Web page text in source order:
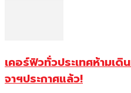
เคอร์ฟิวทั่วประเทศห้ามเ
จาฯประกาศแล้ว!